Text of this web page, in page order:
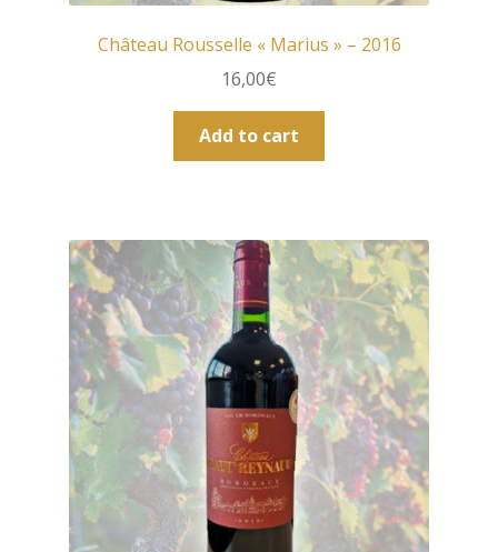
Château Rousselle « Marius » – 2016
16,00€
Add to cart